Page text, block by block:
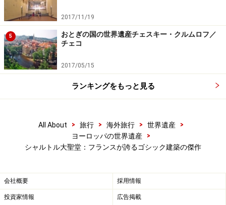
2017/11/19
5
おとぎの国の世界遺産チェスキー・クルムロフ／
チェコ
2017/05/15
ランキングをもっと見る
All About > 旅行 > 海外旅行 > 世界遺産
>
ヨーロッパの世界遺産
>
シャルトル大聖堂：フランスが誇るゴシック建築の傑作
会社概要 採用情報
投資家情報 広告掲載